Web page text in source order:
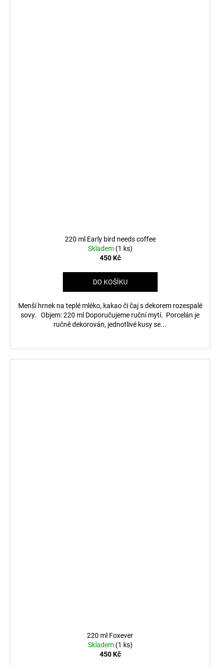
220 ml Early bird needs coffee
Skladem (1 ks)
450 Kč
DO KOŠÍKU
Menší hrnek na teplé mléko, kakao či čaj s dekorem rozespalé
sovy. Objem: 220 ml Doporučujeme ruční mytí. Porcelán je
ručně dekorován, jednotlivé kusy se...
220 ml Foxever
Skladem (1 ks)
450 Kč